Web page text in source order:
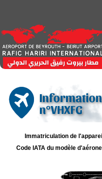
n°VHXFG
Immatriculation de
Code IATA du modèle